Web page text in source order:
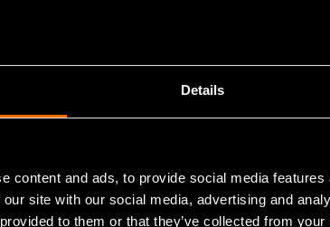
Details
content and ads, to provide social media
site with our social media, advertising and
to them or that they’ve collected from
siirtyvät
Ilmastotavoitteet ohjaavat
ja resilienssin merkitys kasvaa